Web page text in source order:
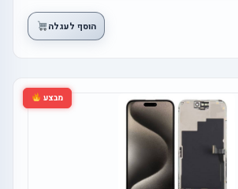
הוסף לעגלה
מבצע